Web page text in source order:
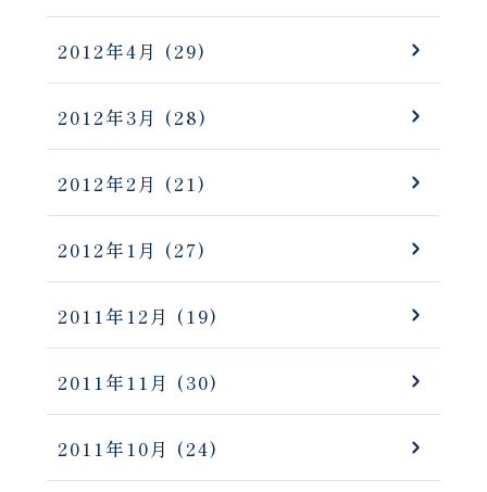
2012年4月 (29)
2012年3月 (28)
2012年2月 (21)
2012年1月 (27)
2011年12月 (19)
2011年11月 (30)
2011年10月 (24)